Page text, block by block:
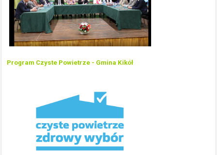
Program Czyste Powietrze - Gmina Kikół